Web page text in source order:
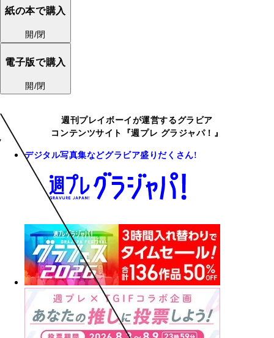
紙の本で購入
開/閉
電子版で購入
開/閉
週刊プレイボーイが運営するグラビア
コンテンツサイト『週プレ グラジャパ！』
デジタル写真集などグラビア盛りだくさん!